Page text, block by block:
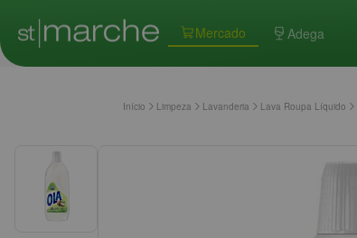
Mercado Adega
Início Limpeza Lavanderia Lava Roupa Líquido